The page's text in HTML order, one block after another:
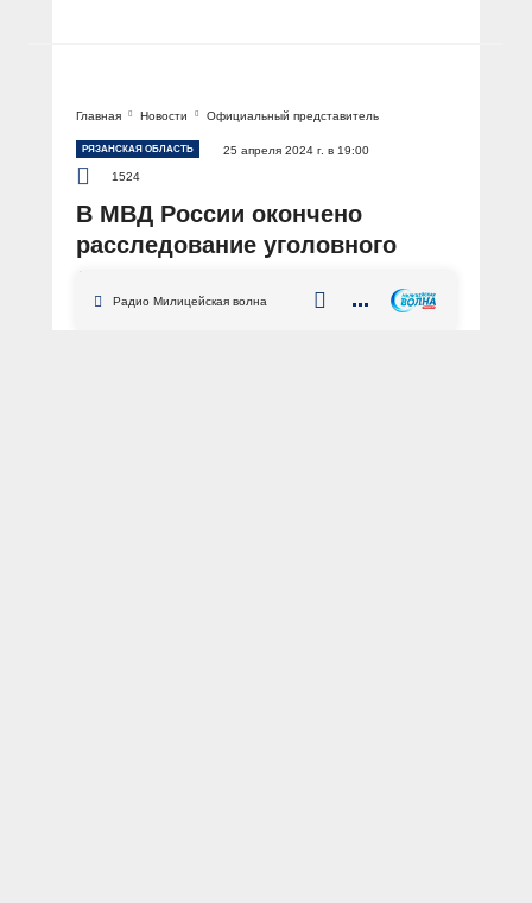
Главная Новости Официальный представитель
РЯЗАНСКАЯ ОБЛАСТЬ
25 апреля 2024 г. в 19:00
1524
В МВД России окончено
расследование уголовного
дела в отношении участников
преступного сообщества
Радио Милицейская волна